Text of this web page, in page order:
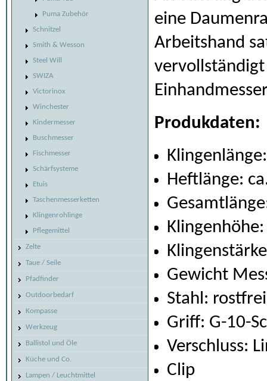
Puma Zubehör
Schnitzel
Smith & Wesson
Steel Will
SWIZA
Victorinox
Winchester
Kindermesser
Buschmesser
Fischmesser
Schärfsysteme
Etuis
Taschenmesserketten
Klingenrohlinge
Pflegemittel
Zelte
Taue / Seile
Pfadfinder
Outdoorbedarf
Kompasse
Werkzeug
Ballistol und Öle
Küche und Co.
Lampen / Leuchtmittel
eine
Arbeitshand
vervollständigt
Produkdaten:
Heftlänge:
Gewicht
Stahl:
Griff: G-10-
Verschluss:
Clip